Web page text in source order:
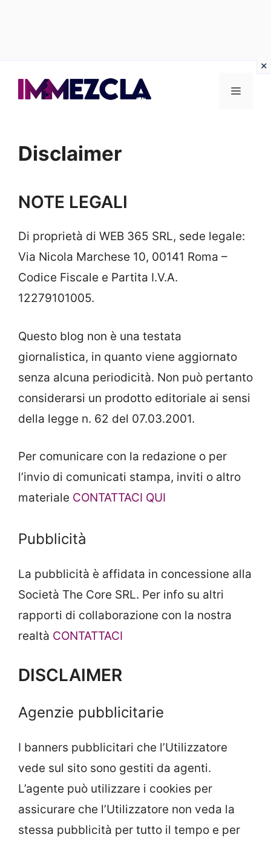
Menu
Disclaimer
NOTE LEGALI
Di proprietà di WEB 365 SRL, sede legale:
Via Nicola Marchese 10, 00141 Roma –
Codice Fiscale e Partita I.V.A.
12279101005.
Questo blog non è una testata
giornalistica, in quanto viene aggiornato
senza alcuna periodicità. Non può pertanto
considerarsi un prodotto editoriale ai sensi
della legge n. 62 del 07.03.2001.
Per comunicare con la redazione o per
l’invio di comunicati stampa, inviti o altro
materiale CONTATTACI QUI
Pubblicità
La pubblicità è affidata in concessione alla
Società The Core SRL. Per info su altri
rapporti di collaborazione con la nostra
realtà CONTATTACI
DISCLAIMER
Agenzie pubblicitarie
I banners pubblicitari che l’Utilizzatore
vede sul sito sono gestiti da agenti.
L’agente può utilizzare i cookies per
assicurare che l’Utilizzatore non veda la
stessa pubblicità per tutto il tempo e per